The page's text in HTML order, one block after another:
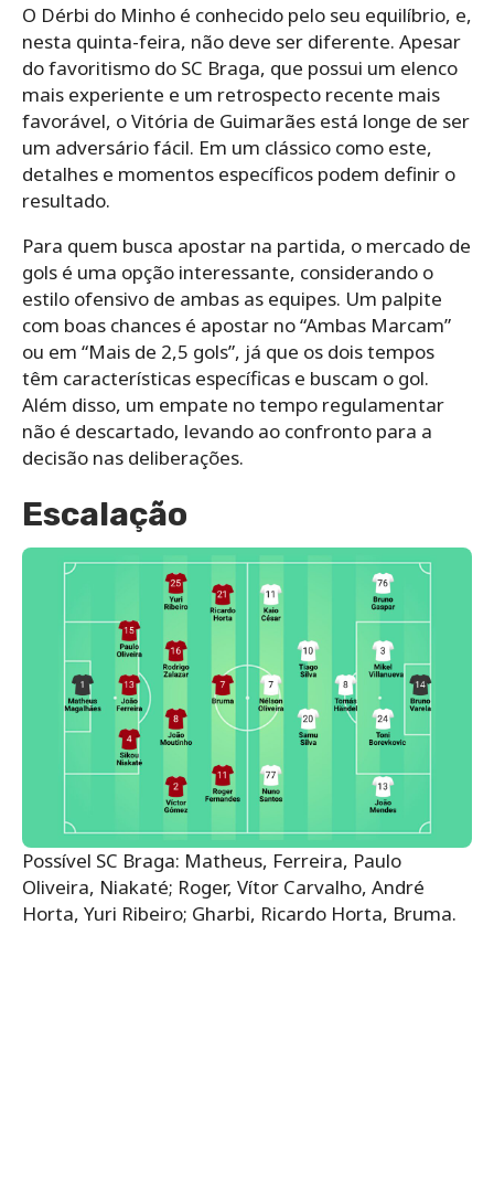
O Dérbi do Minho é conhecido pelo seu equilíbrio, e,
nesta quinta-feira, não deve ser diferente. Apesar
do favoritismo do SC Braga, que possui um elenco
mais experiente e um retrospecto recente mais
favorável, o Vitória de Guimarães está longe de ser
um adversário fácil. Em um clássico como este,
detalhes e momentos específicos podem definir o
resultado.
Para quem busca apostar na partida, o mercado de
gols é uma opção interessante, considerando o
estilo ofensivo de ambas as equipes. Um palpite
com boas chances é apostar no “Ambas Marcam”
ou em “Mais de 2,5 gols”, já que os dois tempos
têm características específicas e buscam o gol.
Além disso, um empate no tempo regulamentar
não é descartado, levando ao confronto para a
decisão nas deliberações.
Escalação
Possível SC Braga: Matheus, Ferreira, Paulo
Oliveira, Niakaté; Roger, Vítor Carvalho, André
Horta, Yuri Ribeiro; Gharbi, Ricardo Horta, Bruma.